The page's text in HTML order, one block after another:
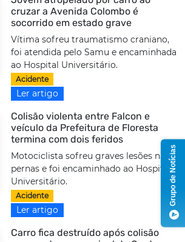
cruzar a Avenida Colombo é
socorrido em estado grave
Vítima sofreu traumatismo craniano,
foi atendida pelo Samu e encaminhada
ao Hospital Universitário.
Acidente
Ler artigo
Colisão violenta entre Falcon e
veículo da Prefeitura de Floresta
termina com dois feridos
Motociclista sofreu graves lesões nas
pernas e foi encaminhado ao Hospital
Universitário.
Acidente
Ler artigo
Carro fica destruído após colisão
Grupo de Notícias